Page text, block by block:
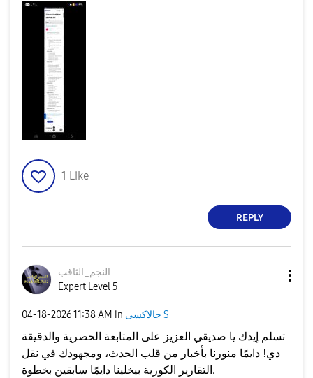
1 Like
REPLY
النجم_الثاقب
Expert Level 5
‎04-18-202611:38 AM in جالاكسى S
تسلم إيدك يا صديقي العزيز على المتابعة الحصرية والدقيقة
دي! دايمًا منورنا بأخبار من قلب الحدث، ومجهودك في نقل
التقارير الكورية بيخلينا دايمًا سابقين بخطوة.